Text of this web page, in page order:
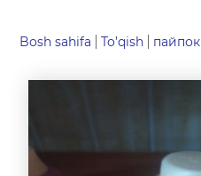
Bosh sahifa To’qish пайпок